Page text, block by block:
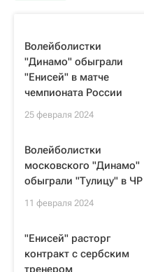
Волейболистки
"Динамо" обыграли
"Енисей" в матче
чемпионата России
25 февраля 2024
Волейболистки
московского "Динамо"
обыграли "Тулицу" в ЧР
11 февраля 2024
"Енисей" расторг
контракт с сербским
тренером